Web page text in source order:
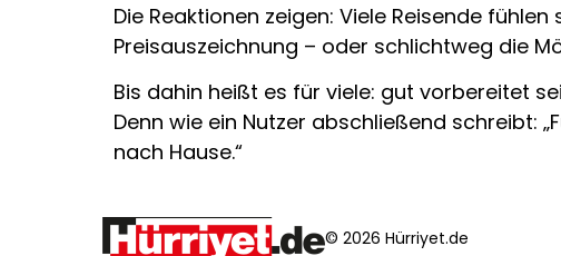
Die Reaktionen zeigen: Viele Reisende
Preisauszeichnung – oder schlichtweg die
Bis dahin heißt es für viele: gut vorbereitet
Denn wie ein Nutzer abschließend schreibt:
nach Hause.“
© 2026 Hürriyet.de